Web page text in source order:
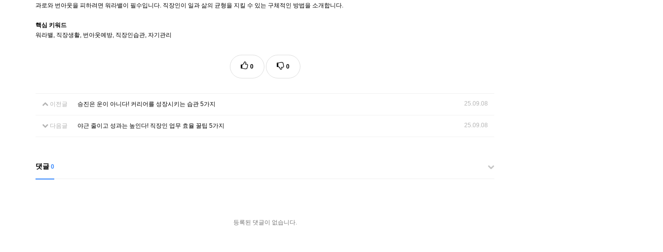
과로와 번아웃을 피하려면 워라밸이 필수입니다. 직장인이 일과 삶의 균형을 지킬 수 있는 구체적인 방법을 소개합니다.
핵심 키워드
워라밸, 직장생활, 번아웃예방, 직장인습관, 자기관리
0 0
이전글 승진은 운이 아니다! 커리어를 성장시키는 습관 5가지 25.09.08
다음글 야근 줄이고 성과는 높인다! 직장인 업무 효율 꿀팁 5가지 25.09.08
댓글 0
등록된 댓글이 없습니다.